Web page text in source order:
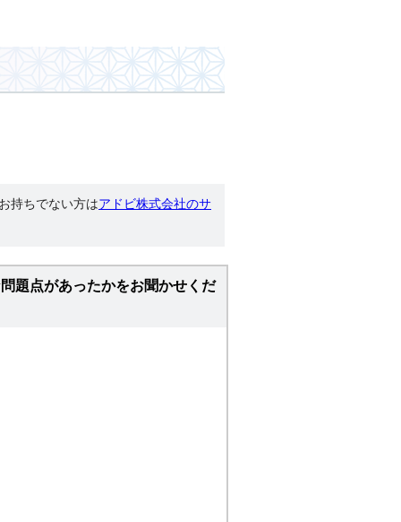
持ちでない方はアドビ株式会社のサ
題点があったかをお聞かせくだ